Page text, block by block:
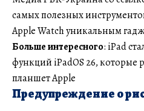
самых полезных
Apple Watch уникальным
Больше интересного: iPad
функций iPadOS 26, которые
планшет Apple
Предупреждение о